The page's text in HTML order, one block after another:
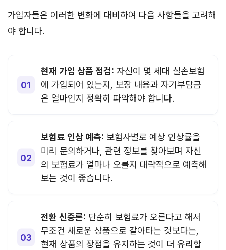
가입자들은 이러한 변화에 대비하여 다음 사항들을 고려해
야 합니다.
현재 가입 상품 점검: 자신이 몇 세대 실손보험
에 가입되어 있는지, 보장 내용과 자기부담금
은 얼마인지 정확히 파악해야 합니다.
보험료 인상 예측: 보험사별로 예상 인상률을
미리 문의하거나, 관련 정보를 찾아보며 자신
의 보험료가 얼마나 오를지 대략적으로 예측해
보는 것이 좋습니다.
전환 신중론: 단순히 보험료가 오른다고 해서
무조건 새로운 상품으로 갈아타는 것보다는,
현재 상품의 장점을 유지하는 것이 더 유리할